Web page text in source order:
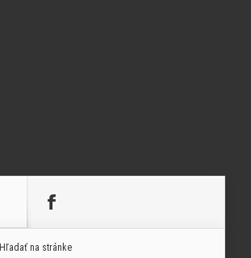
Hľadať na stránke